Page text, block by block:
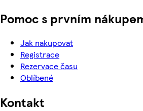
Pomoc s prvním
Jak nakupovat
Registrace
Rezervace času
Oblíbené
Kontakt